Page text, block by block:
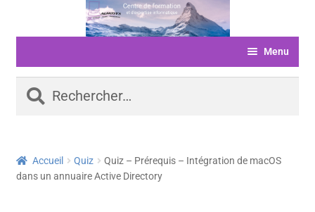
navigation
Menu
ACCUEIL
SERVICES
Accueil Quiz
Quiz – Prérequis – Intégration de macOS
dans un annuaire Active Directory